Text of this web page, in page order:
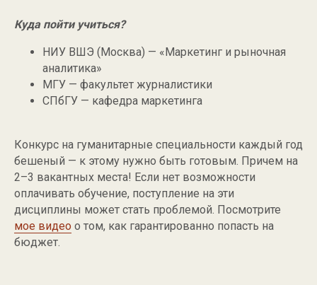
Куда пойти учиться?
НИУ ВШЭ (Москва) — «Маркетинг и рыночная
аналитика»
МГУ — факультет журналистики
СПбГУ — кафедра маркетинга
Конкурс на гуманитарные специальности каждый год
бешеный — к этому нужно быть готовым. Причем на
2–3 вакантных места! Если нет возможности
оплачивать обучение, поступление на эти
дисциплины может стать проблемой. Посмотрите
мое видео о том, как гарантированно попасть на
бюджет.
СЛОТИНА
info@slotina.ru
ИП Слотина
ОГРНИП 324508100340928
пн-сб 10:00-19:00